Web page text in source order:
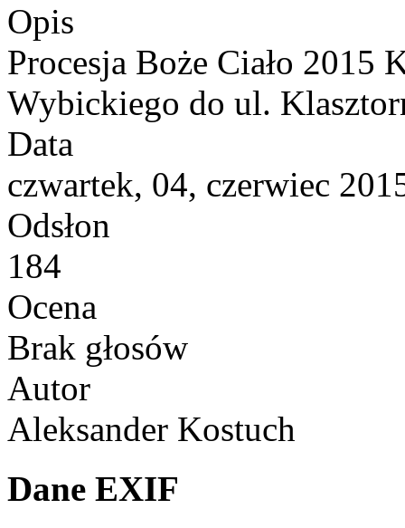
Opis
Procesja Boże Ciało 2015
Wybickiego do ul.
Data
czwartek, 04, czerwiec
Odsłon
184
Ocena
Brak głosów
Autor
Aleksander Kostuch
Dane EXIF